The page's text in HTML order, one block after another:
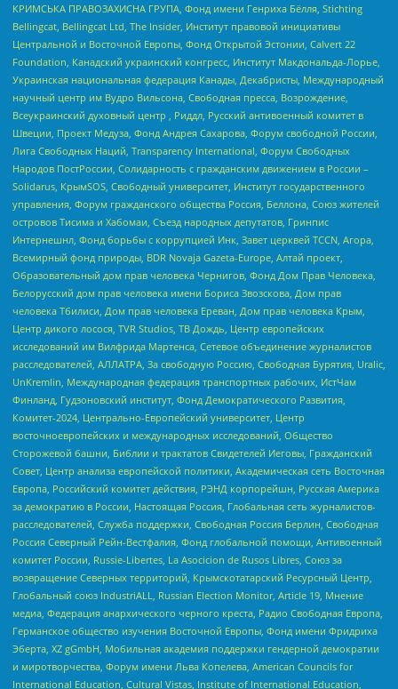
КРИМСЬКА ПРАВОЗАХИСНА ГРУПА, Фонд имени Генриха Бёлля, Stichting
Bellingcat, Bellingcat Ltd, The Insider, Институт правовой инициативы
Центральной и Восточной Европы, Фонд Открытой Эстонии, Calvert 22
Foundation, Канадский украинский конгресс, Институт Макдональда-Лорье,
Украинская национальная федерация Канады, Декабристы, Международный
научный центр им Вудро Вильсона, Свободная пресса, Возрождение,
Всеукраинский духовный центр , Риддл, Русский антивоенный комитет в
Швеции, Проект Медуза, Фонд Андрея Сахарова, Форум свободной России,
Лига Свободных Наций, Transparеncy International, Форум Свободных
Народов ПостРоссии, Солидарность с гражданским движением в России –
Solidarus, КрымSOS, Свободный университет, Институт государственного
управления, Форум гражданского общества Россия, Беллона, Союз жителей
островов Тисима и Хабомаи, Съезд народных депутатов, Гринпис
Интернешнл, Фонд борьбы с коррупцией Инк, Завет церквей TCCN, Агора,
Всемирный фонд природы, BDR Novaja Gazeta-Europe, Алтай проект,
Образовательный дом прав человека Чернигов, Фонд Дом Прав Человека,
Белорусский дом прав человека имени Бориса Звозскова, Дом прав
человека Тбилиси, Дом прав человека Ереван, Дом прав человека Крым,
Центр дикого лосося, TVR Studios, ТВ Дождь, Центр европейских
исследований им Вилфрида Мартенса, Сетевое объединение журналистов
расследователей, АЛЛАТРА, За свободную Россию, Свободная Бурятия, Uralic,
UnKremlin, Международная федерация транспортных рабочих, ИстЧам
Финланд, Гудзоновский институт, Фонд Демократического Развития,
Комитет-2024, Центрально-Европейский университет, Центр
восточноевропейских и международных исследований, Общество
Сторожевой башни, Библии и трактатов Свидетелей Иеговы, Гражданский
Совет, Центр анализа европейской политики, Академическая сеть Восточная
Европа, Российский комитет действия, РЭНД корпорейшн, Русская Америка
за демократию в России, Настоящая Россия, Глобальная сеть журналистов-
расследователей, Служба поддержки, Свободная Россия Берлин, Свободная
Россия Северный Рейн-Вестфалия, Фонд глобальной помощи, Антивоенный
комитет России, Russie-Libertes, La Asocicion de Rusos Libres, Союз за
возвращение Северных территорий, Крымскотатарский Ресурсный Центр,
Глобальный союз IndustriALL, Russian Election Monitor, Article 19, Мнение
медиа, Федерация анархического черного креста, Радио Свободная Европа,
Германское общество изучения Восточной Европы, Фонд имени Фридриха
Эберта, XZ gGmbH, Мобильная академия поддержки гендерной демократии
и миротворчества, Форум имени Льва Копелева, American Councils for
International Education, Cultural Vistas, Institute of International Education,